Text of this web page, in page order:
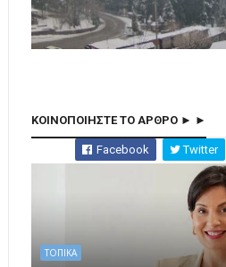
ΚΟΙΝΟΠΟΙΗΣΤΕ ΤΟ ΑΡΘΡΟ ► ►
Facebook Twitter
ΤΟΠΙΚΑ